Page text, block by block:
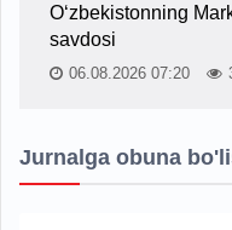
O‘zbekistonning
savdosi
06.08.2026 07:20
Jurnalga obuna